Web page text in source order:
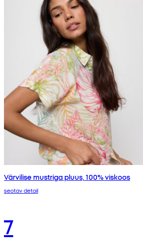
Värvilise mustriga pluus, 100% viskoos
seotav detail
7